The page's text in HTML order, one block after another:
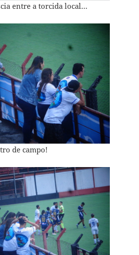
entre a torcida local…
de campo!